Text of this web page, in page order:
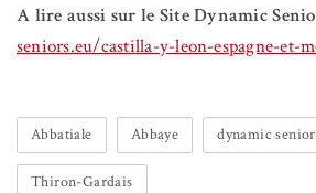
A lire aussi sur le Site Dynamic
seniors.eu/castilla-y-leon-espagne-et-
Abbatiale Abbaye dynamic
Thiron-Gardais